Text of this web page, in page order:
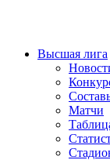
Высшая лига
Матчи